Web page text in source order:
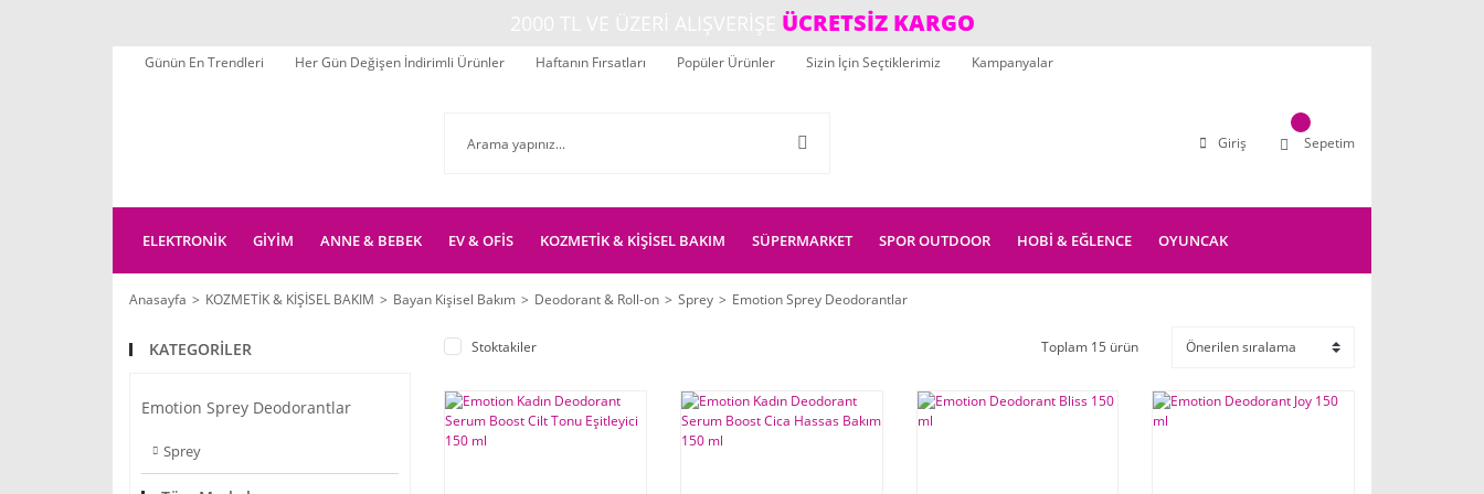
ÜCRETSİZ KARGO
Günün En Trendleri Her Gün Değişen İndirimli Ürünler Haftanın Fırsatları Popüler Ürünler Sizin İçin Seçtiklerimiz Kampanyalar
Giriş Sepetim
ELEKTRONİK GİYİM ANNE & BEBEK EV & OFİS KOZMETİK & KİŞİSEL BAKIM SÜPERMARKET SPOR OUTDOOR HOBİ & EĞLENCE OYUNCAK
Anasayfa KOZMETİK & KİŞİSEL BAKIM Bayan Kişisel Bakım Deodorant & Roll-on Sprey Emotion Sprey Deodorantlar
KATEGORİLER
Emotion Sprey Deodorantlar
Sprey
Stoktakiler Toplam 15 ürün